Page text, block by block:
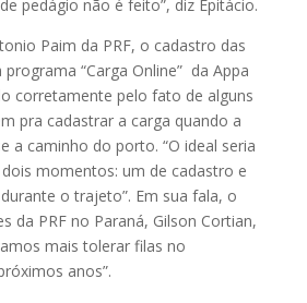
pedágio não é feito”, diz Epitácio.
Paim da PRF, o cadastro das
“Carga Online” da Appa
corretamente pelo fato de alguns
pra cadastrar a carga quando a
a caminho do porto. “O ideal seria
momentos: um de cadastro e
o trajeto”. Em sua fala, o
da PRF no Paraná, Gilson Cortian,
mais tolerar filas no
anos”.